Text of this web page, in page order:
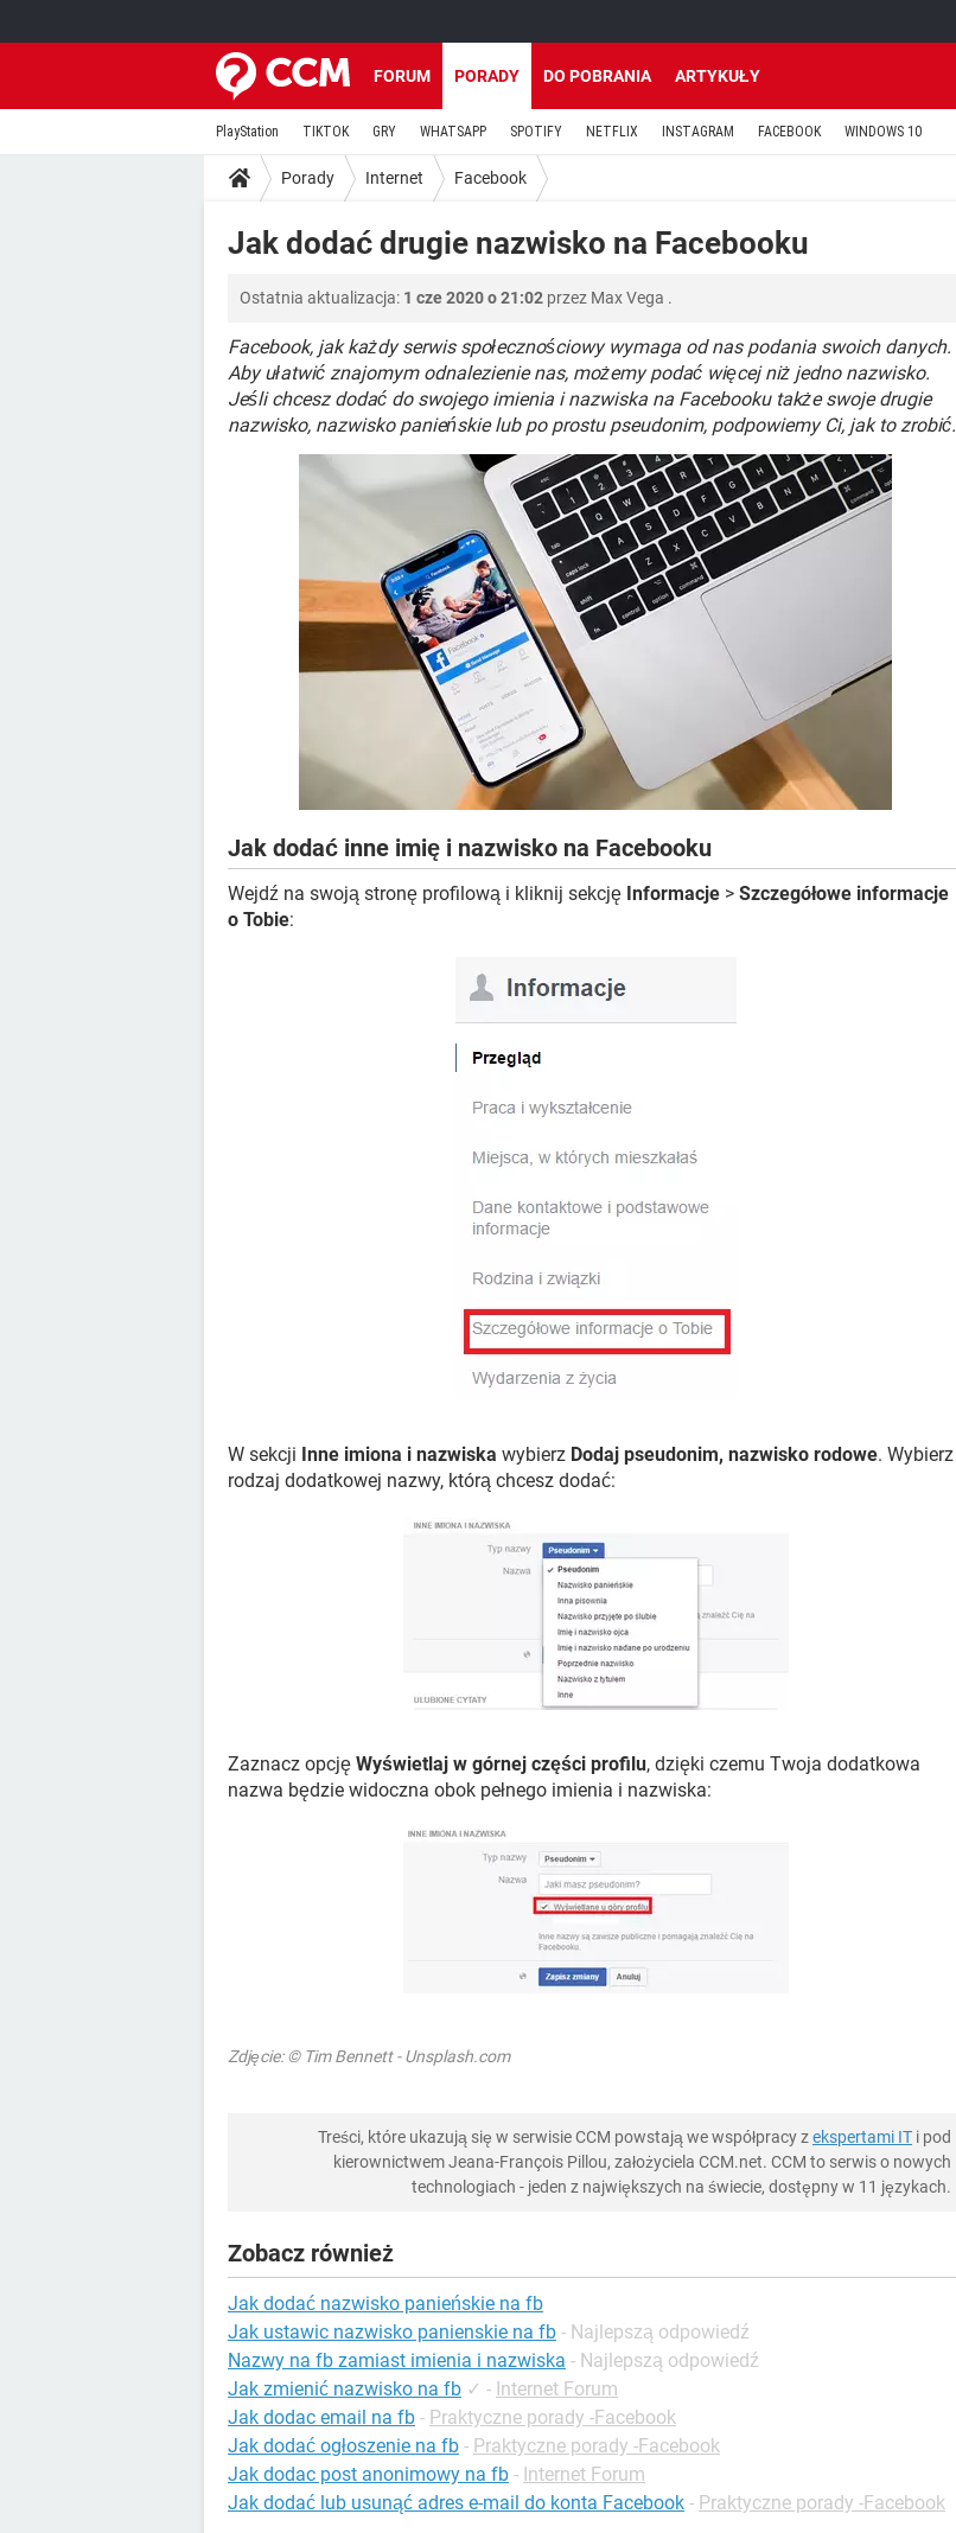
FORUM PORADY DO POBRANIA ARTYKUŁY
PlayStation TIKTOK GRY WHATSAPP SPOTIFY NETFLIX INSTAGRAM FACEBOOK WINDOWS 10
Porady Internet Facebook
Jak dodać drugie nazwisko na Facebooku
Ostatnia aktualizacja: 1 cze 2020 o 21:02 przez Max Vega .
Facebook, jak każdy serwis społecznościowy wymaga od nas podania swoich danych.
Aby ułatwić znajomym odnalezienie nas, możemy podać więcej niż jedno nazwisko.
Jeśli chcesz dodać do swojego imienia i nazwiska na Facebooku także swoje drugie
nazwisko, nazwisko panieńskie lub po prostu pseudonim, podpowiemy Ci, jak to zrobić.
Jak dodać inne imię i nazwisko na Facebooku
Wejdź na swoją stronę profilową i kliknij sekcję Informacje > Szczegółowe informacje
o Tobie:
W sekcji Inne imiona i nazwiska wybierz Dodaj pseudonim, nazwisko rodowe. Wybierz
rodzaj dodatkowej nazwy, którą chcesz dodać:
Zaznacz opcję Wyświetlaj w górnej części profilu, dzięki czemu Twoja dodatkowa
nazwa będzie widoczna obok pełnego imienia i nazwiska:
Zdjęcie: © Tim Bennett - Unsplash.com
Treści, które ukazują się w serwisie CCM powstają we współpracy zekspertami IT i pod
kierownictwem Jeana-François Pillou, założyciela CCM.net. CCM to serwis o nowych
technologiach - jeden z największych na świecie, dostępny w 11 językach.
Zobacz również
Jak dodać nazwisko panieńskie na fb
Jak ustawic nazwisko panienskie na fb - Najlepszą odpowiedź
Nazwy na fb zamiast imienia i nazwiska - Najlepszą odpowiedź
Jak zmienić nazwisko na fb ✓ - Internet Forum
Jak dodac email na fb - Praktyczne porady -Facebook
Jak dodać ogłoszenie na fb - Praktyczne porady -Facebook
Jak dodac post anonimowy na fb - Internet Forum
Jak dodać lub usunąć adres e-mail do konta Facebook - Praktyczne porady -Facebook